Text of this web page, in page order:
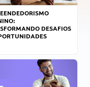
DESAFIOS